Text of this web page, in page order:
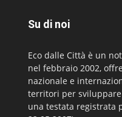
Su di noi
Eco dalle Città è un
nel febbraio 2002,
nazionale e
territori per
una testata registrata